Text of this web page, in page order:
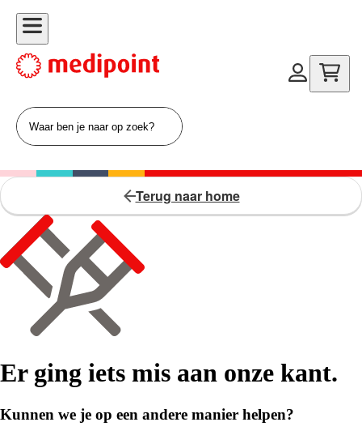
Terug naar home
Er ging iets mis aan onze kant.
Kunnen we je op een andere manier helpen?